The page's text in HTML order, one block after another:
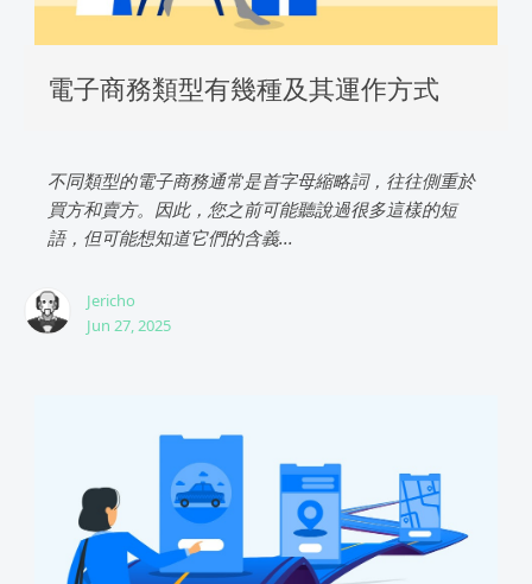
電子商務類型有幾種及其運作方式
不同類型的電子商務通常是首字母縮略詞，往往側重於
買方和賣方。因此，您之前可能聽說過很多這樣的短
語，但可能想知道它們的含義...
Jericho
Jun 27, 2025